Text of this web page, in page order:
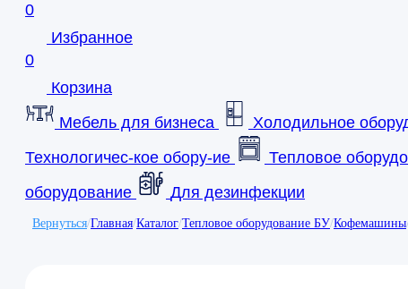
0
Избранное
0
Корзина
Мебель для бизнеса
Холодильное
Технологичес-кое обору-ие
Тепловое
оборудование
Для дезинфекции
Вернуться/Главная/Каталог/Тепловое оборудование БУ/Кофемашины